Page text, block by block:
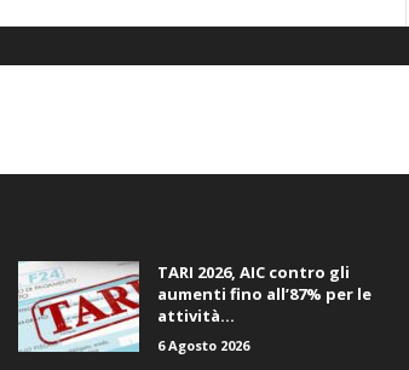
TARI 2026, AIC contro gli
aumenti fino all’87% per le
attività...
6 Agosto 2026